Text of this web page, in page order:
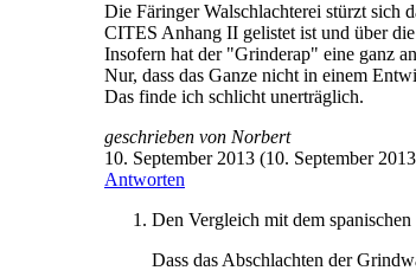
Die Färinger Walschlachterei stürzt sich
CITES Anhang II gelistet ist und über
Insofern hat der "Grinderap" eine ganz
Nur, dass das Ganze nicht in einem
Das finde ich schlicht unerträglich.
geschrieben von Norbert
10. September 2013 (10. September
Antworten
Den Vergleich mit dem
Dass das Abschlachten der